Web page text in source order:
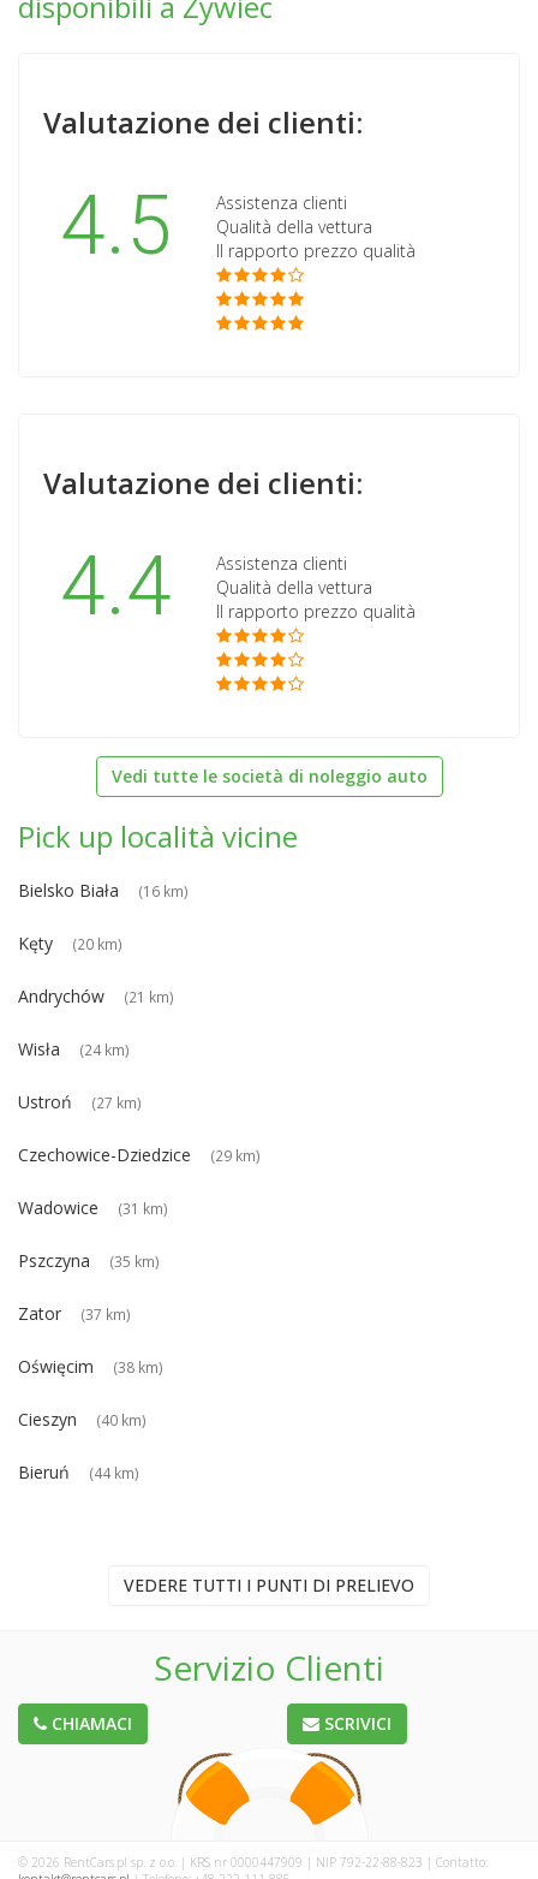
Valutazione dei clienti:
4.5
Assistenza clienti
Qualità della vettura
Il rapporto prezzo qualità
Valutazione dei clienti:
4.4
Assistenza clienti
Qualità della vettura
Il rapporto prezzo qualità
Vedi tutte le società di noleggio auto
Pick up località vicine
Bielsko Biała (16 km)
Kęty (20 km)
Andrychów (21 km)
Wisła (24 km)
Ustroń (27 km)
Czechowice-Dziedzice (29 km)
Wadowice (31 km)
Pszczyna (35 km)
Zator (37 km)
Oświęcim (38 km)
Cieszyn (40 km)
Bieruń (44 km)
VEDERE TUTTI I PUNTI DI PRELIEVO
Servizio Clienti
CHIAMACI SCRIVICI
© 2026 RentCars.pl sp. z o.o. | KRS nr 0000447909 | NIP 792-22-88-823 | Contatto: